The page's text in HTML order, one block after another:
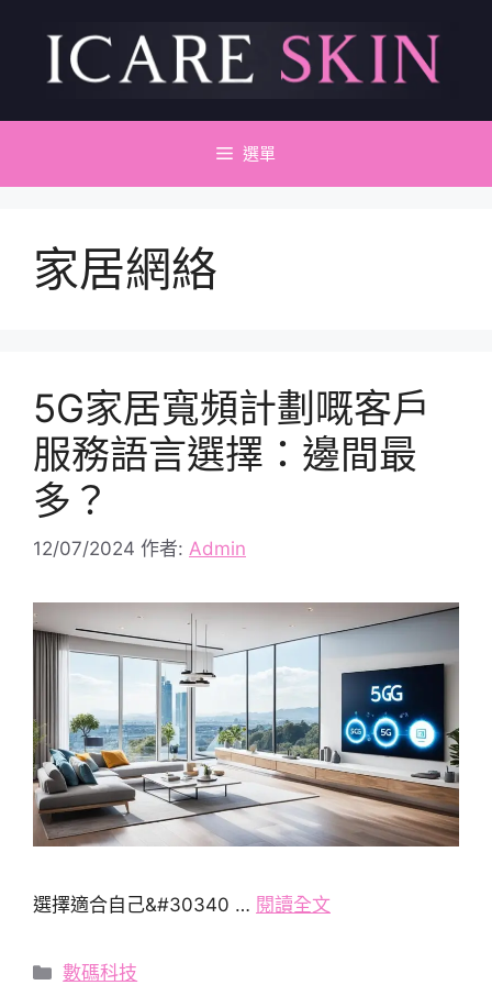
內
選單
家居網絡
5G家居寬頻計劃嘅客戶
服務語言選擇：邊間最
多？
12/07/2024 作者: Admin
選擇適合自己&#30340 … 閱讀全文
分
數碼科技